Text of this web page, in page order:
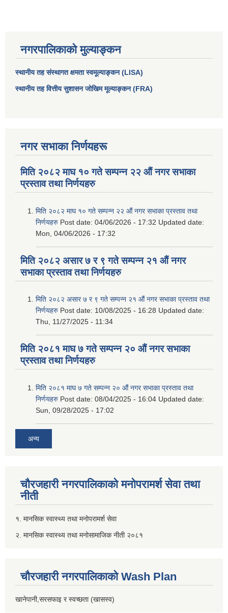
नगरपालिकाको मुल्याङ्कन
स्थानीय तह संस्थागत क्षमता स्वमूल्याङ्कन (LISA)
स्थानीय तह वित्तीय सुशासन जोखिम मूल्याङ्कन (FRA)
नगर सभाका निर्णयहरू
मिति २०८२ माघ १० गते सम्पन्न २२ औं नगर सभाका
प्रस्ताव तथा निर्णयहरु
मिति २०८२ माघ १० गते सम्पन्न २२ औं नगर सभाका प्रस्ताव तथा
निर्णयहरु Post date: 04/06/2026 - 17:32 Updated date:
Mon, 04/06/2026 - 17:32
मिति २०८२ असार ७ र ९ गते सम्पन्न २१ औं नगर
सभाका प्रस्ताव तथा निर्णयहरु
मिति २०८२ असार ७ र ९ गते सम्पन्न २१ औं नगर सभाका प्रस्ताव तथा
निर्णयहरु Post date: 10/08/2025 - 16:28 Updated date:
Thu, 11/27/2025 - 11:34
मिति २०८१ माघ ७ गते सम्पन्न २० औं नगर सभाका
प्रस्ताव तथा निर्णयहरु
मिति २०८१ माघ ७ गते सम्पन्न २० औं नगर सभाका प्रस्ताव तथा
निर्णयहरु Post date: 08/04/2025 - 16:04 Updated date:
Sun, 09/28/2025 - 17:02
अन्य
चौरजहारी नगरपालिकाको मनोपरामर्श सेवा तथा
नीती
१. मानसिक स्वास्थ्य तथा मनोपरामर्श सेवा
२. मानसिक स्वास्थ्य तथा मनोसामाजिक नीती २०८१
चौरजहारी नगरपालिकाको Wash Plan
खानेपानी,सरसफाइ र स्वच्छता (खासस्व)